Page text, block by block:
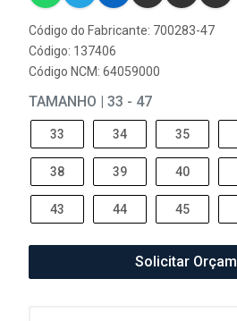
Código do Fabricante: 700283-47
Código: 137406
Código NCM: 64059000
TAMANHO | 33 - 47
33 34 35
38 39 40
43 44 45
Solicitar